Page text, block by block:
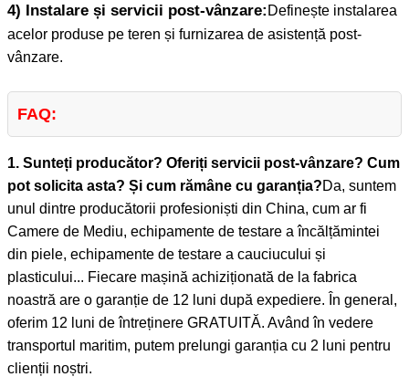
4) Instalare și servicii post-vânzare: Definește instalarea
acelor produse pe teren și furnizarea de asistență post-
vânzare.
FAQ:
1. Sunteți producător? Oferiți servicii post-vânzare? Cum
pot solicita asta? Și cum rămâne cu garanția?Da, suntem
unul dintre producătorii profesioniști din China, cum ar fi
Camere de Mediu, echipamente de testare a încălțămintei
din piele, echipamente de testare a cauciucului și
plasticului... Fiecare mașină achiziționată de la fabrica
noastră are o garanție de 12 luni după expediere. În general,
oferim 12 luni de întreținere GRATUITĂ. Având în vedere
transportul maritim, putem prelungi garanția cu 2 luni pentru
clienții noștri.